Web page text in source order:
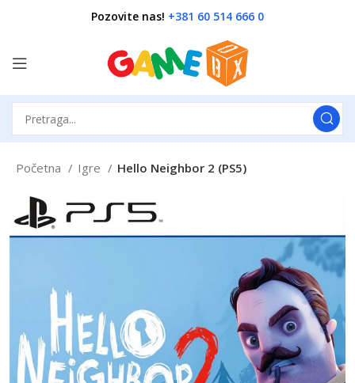
Pozovite nas! +381 60 514 666 0
Početna Igre Hello Neighbor 2 (PS5)